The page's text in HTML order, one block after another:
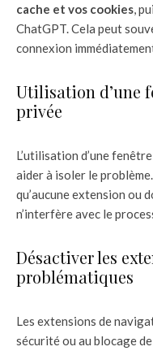
cache et vos cookies,
ChatGPT. Cela peut
connexion
Utilisation d’une
privée
L’utilisation d’une
aider à isoler le
qu’aucune extension ou
n’interfère avec le
Désactiver les
problématiques
Les extensions de
sécurité ou au blocage